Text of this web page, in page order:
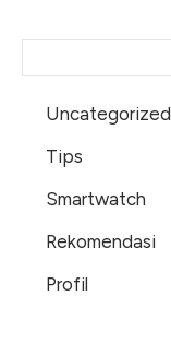
Uncategorized
Tips
Smartwatch
Rekomendasi
Profil